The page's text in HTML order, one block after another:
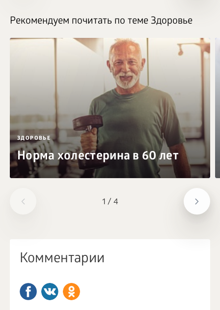
1 / 4
Рекомендуем почитать по теме Здоровье
ЗДОРОВЬЕ
Норма холестерина в 60 лет
Комментарии